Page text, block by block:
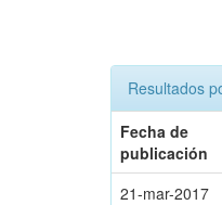
Resultados
Fecha de
publicación
21-mar-2017